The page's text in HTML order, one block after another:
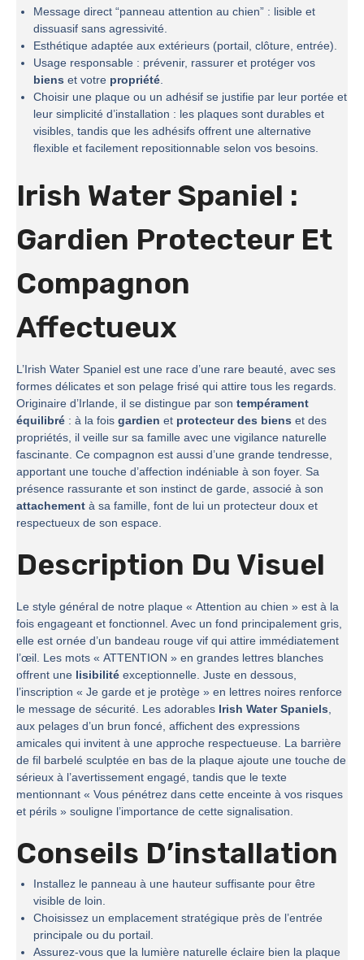
Message direct “panneau attention au chien” : lisible et
dissuasif sans agressivité.
Esthétique adaptée aux extérieurs (portail, clôture, entrée).
Usage responsable : prévenir, rassurer et protéger vos
biens et votre propriété.
Choisir une plaque ou un adhésif se justifie par leur portée et
leur simplicité d’installation : les plaques sont durables et
visibles, tandis que les adhésifs offrent une alternative
flexible et facilement repositionnable selon vos besoins.
Irish Water Spaniel :
Gardien Protecteur Et
Compagnon
Affectueux
L’Irish Water Spaniel est une race d’une rare beauté, avec ses
formes délicates et son pelage frisé qui attire tous les regards.
Originaire d’Irlande, il se distingue par son tempérament
équilibré : à la fois gardien et protecteur des biens et des
propriétés, il veille sur sa famille avec une vigilance naturelle
fascinante. Ce compagnon est aussi d’une grande tendresse,
apportant une touche d’affection indéniable à son foyer. Sa
présence rassurante et son instinct de garde, associé à son
attachement à sa famille, font de lui un protecteur doux et
respectueux de son espace.
Description Du Visuel
Le style général de notre plaque « Attention au chien » est à la
fois engageant et fonctionnel. Avec un fond principalement gris,
elle est ornée d’un bandeau rouge vif qui attire immédiatement
l’œil. Les mots « ATTENTION » en grandes lettres blanches
offrent une lisibilité exceptionnelle. Juste en dessous,
l’inscription « Je garde et je protège » en lettres noires renforce
le message de sécurité. Les adorables Irish Water Spaniels,
aux pelages d’un brun foncé, affichent des expressions
amicales qui invitent à une approche respectueuse. La barrière
de fil barbelé sculptée en bas de la plaque ajoute une touche de
sérieux à l’avertissement engagé, tandis que le texte
mentionnant « Vous pénétrez dans cette enceinte à vos risques
et périls » souligne l’importance de cette signalisation.
Conseils D’installation
Installez le panneau à une hauteur suffisante pour être
visible de loin.
Choisissez un emplacement stratégique près de l’entrée
principale ou du portail.
Assurez-vous que la lumière naturelle éclaire bien la plaque